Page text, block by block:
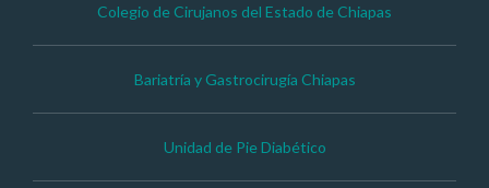
Colegio de Cirujanos del Estado de Chiapas
Bariatría y Gastrocirugía Chiapas
Unidad de Pie Diabético